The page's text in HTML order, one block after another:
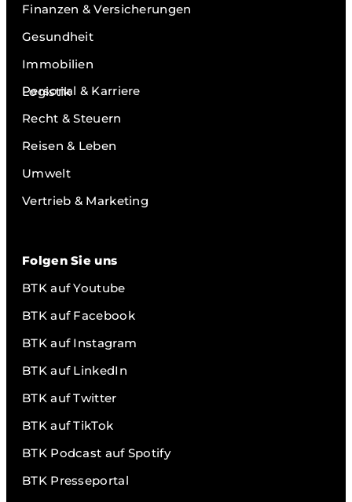
Finanzen & Versicherungen
Gesundheit
Immobilien
Logistik
Personal & Karriere
Recht & Steuern
Reisen & Leben
Umwelt
Vertrieb & Marketing
Folgen Sie uns
BTK auf Youtube
BTK auf Facebook
BTK auf Instagram
BTK auf LinkedIn
BTK auf Twitter
BTK auf TikTok
BTK Podcast auf Spotify
BTK Presseportal